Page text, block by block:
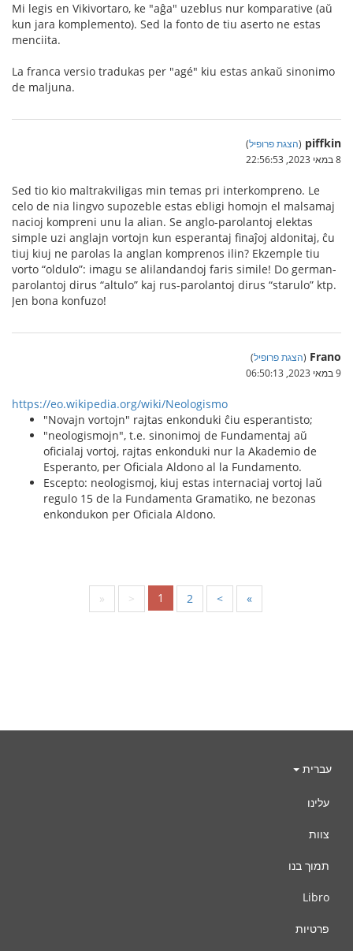
Mi legis en Vikivortaro, ke "aĝa" uzeblus nur komparative (aŭ
kun jara komplemento). Sed la fonto de tiu aserto ne estas
menciita.
La franca versio tradukas per "agé" kiu estas ankaŭ sinonimo
de maljuna.
piffkin
(הצגת פרופיל)
8 במאי 2023, 22:56:53
Sed tio kio maltrakviligas min temas pri interkompreno. Le
celo de nia lingvo supozeble estas ebligi homojn el malsamaj
nacioj kompreni unu la alian. Se anglo-parolantoj elektas
simple uzi anglajn vortojn kun esperantaj finaĵoj aldonitaj, ĉu
tiuj kiuj ne parolas la anglan komprenos ilin? Ekzemple tiu
vorto “oldulo”: imagu se alilandandoj faris simile! Do german-
parolantoj dirus “altulo” kaj rus-parolantoj dirus “starulo” ktp.
Jen bona konfuzo!
Frano
(הצגת פרופיל)
9 במאי 2023, 06:50:13
https://eo.wikipedia.org/wiki/Neologismo
"Novajn vortojn" rajtas enkonduki ĉiu esperantisto;
"neologismojn", t.e. sinonimoj de Fundamentaj aŭ
oficialaj vortoj, rajtas enkonduki nur la Akademio de
Esperanto, per Oficiala Aldono al la Fundamento.
Escepto: neologismoj, kiuj estas internaciaj vortoj laŭ
regulo 15 de la Fundamenta Gramatiko, ne bezonas
enkondukon per Oficiala Aldono.
« < 1 2 > »
עברית
עלינו
צוות
תמוך בנו
Libro
פרטיות